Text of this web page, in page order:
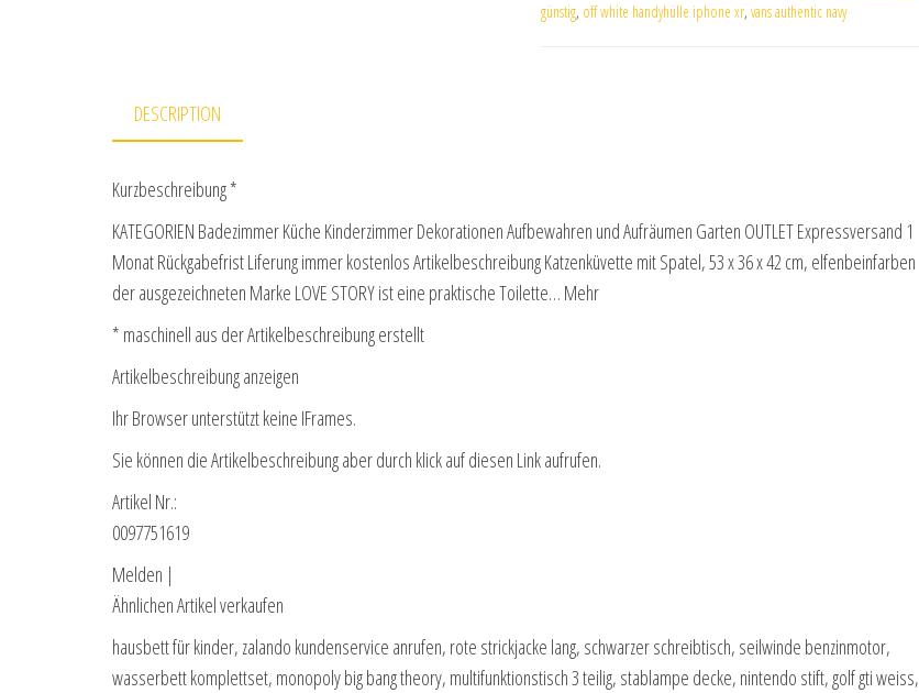
günstig, off white handyhülle iphone xr, vans authentic navy
DESCRIPTION
Kurzbeschreibung *
KATEGORIEN Badezimmer Küche Kinderzimmer Dekorationen Aufbewahren und Aufräumen Garten OUTLET Expressversand 1
Monat Rückgabefrist Liferung immer kostenlos Artikelbeschreibung Katzenküvette mit Spatel, 53 x 36 x 42 cm, elfenbeinfarben
der ausgezeichneten Marke LOVE STORY ist eine praktische Toilette… Mehr
* maschinell aus der Artikelbeschreibung erstellt
Artikelbeschreibung anzeigen
Ihr Browser unterstützt keine IFrames.
Sie können die Artikelbeschreibung aber durch klick auf diesen Link aufrufen.
Artikel Nr.:
0097751619
Melden |
Ähnlichen Artikel verkaufen
hausbett für kinder, zalando kundenservice anrufen, rote strickjacke lang, schwarzer schreibtisch, seilwinde benzinmotor,
wasserbett komplettset, monopoly big bang theory, multifunktionstisch 3 teilig, stablampe decke, nintendo stift, golf gti weiss,